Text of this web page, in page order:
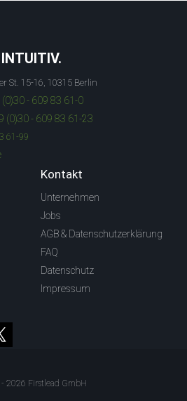
St. 15-16, 10315 Berlin
- 609 83 61-0
(0)30 - 609 83 61-23
61-99
Kontakt
Unternehmen
Jobs
AGB & Datenschutzerklärung
FAQ
Datenschutz
Impressum
2026 Firstlead GmbH